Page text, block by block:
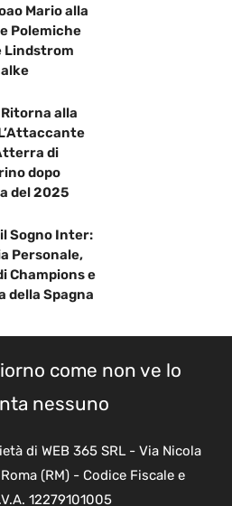
Mario alla
Polemiche
Lindstrom
alla
di
dopo
del 2025
Sogno Inter:
Personale,
Champions e
della Spagna
come non ve lo
nessuno
di WEB 365 SRL - Via Nicola
(RM) - Codice Fiscale e
12279101005